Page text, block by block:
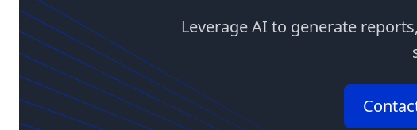
Leverage AI to generate